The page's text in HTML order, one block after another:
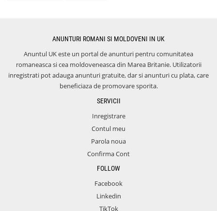
ANUNTURI ROMANI SI MOLDOVENI IN UK
Anuntul UK este un portal de anunturi pentru comunitatea
romaneasca si cea moldoveneasca din Marea Britanie. Utilizatorii
inregistrati pot adauga anunturi gratuite, dar si anunturi cu plata, care
beneficiaza de promovare sporita.
SERVICII
Inregistrare
Contul meu
Parola noua
Confirma Cont
FOLLOW
Facebook
Linkedin
TikTok